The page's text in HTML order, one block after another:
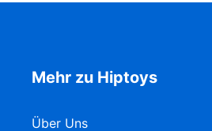
Mehr zu Hiptoys
Über Uns